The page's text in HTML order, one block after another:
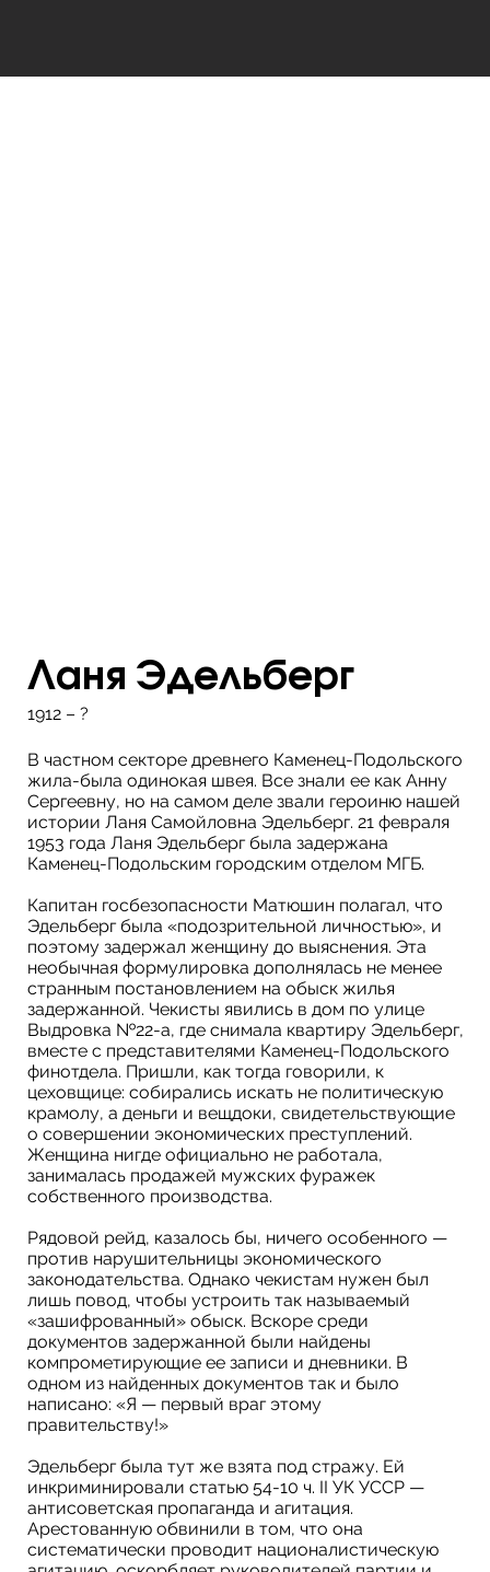
Ланя Эдельберг
1912 – ?
В частном секторе древнего Каменец-Подольского
жила-была одинокая швея. Все знали ее как Анну
Сергеевну, но на самом деле звали героиню нашей
истории Ланя Самойловна Эдельберг. 21 февраля
1953 года Ланя Эдельберг была задержана
Каменец-Подольским городским отделом МГБ.
Капитан госбезопасности Матюшин полагал, что
Эдельберг была «подозрительной личностью», и
поэтому задержал женщину до выяснения. Эта
необычная формулировка дополнялась не менее
странным постановлением на обыск жилья
задержанной. Чекисты явились в дом по улице
Выдровка №22-а, где снимала квартиру Эдельберг,
вместе с представителями Каменец-Подольского
финотдела. Пришли, как тогда говорили, к
цеховщице: собирались искать не политическую
крамолу, а деньги и вещдоки, свидетельствующие
о совершении экономических преступлений.
Женщина нигде официально не работала,
занималась продажей мужских фуражек
собственного производства.
Рядовой рейд, казалось бы, ничего особенного —
против нарушительницы экономического
законодательства. Однако чекистам нужен был
лишь повод, чтобы устроить так называемый
«зашифрованный» обыск. Вскоре среди
документов задержанной были найдены
компрометирующие ее записи и дневники. В
одном из найденных документов так и было
написано: «Я — первый враг этому
правительству!»
Эдельберг была тут же взята под стражу. Ей
инкриминировали статью 54-10 ч. II УК УССР —
антисоветская пропаганда и агитация.
Арестованную обвинили в том, что она
систематически проводит националистическую